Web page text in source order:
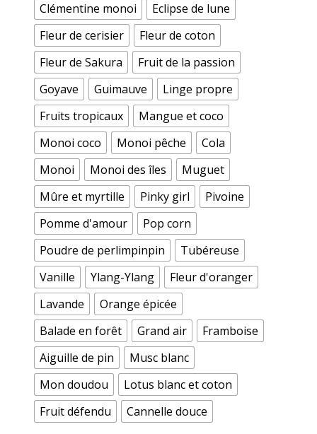
Clémentine monoi
Eclipse de lune
Fleur de cerisier
Fleur de coton
Fleur de Sakura
Fruit de la passion
Goyave
Guimauve
Linge propre
Fruits tropicaux
Mangue et coco
Monoi coco
Monoi pêche
Cola
Monoi
Monoi des îles
Muguet
Mûre et myrtille
Pinky girl
Pivoine
Pomme d'amour
Pop corn
Poudre de perlimpinpin
Tubéreuse
Vanille
Ylang-Ylang
Fleur d'oranger
Lavande
Orange épicée
Balade en forêt
Grand air
Framboise
Aiguille de pin
Musc blanc
Mon doudou
Lotus blanc et coton
Fruit défendu
Cannelle douce